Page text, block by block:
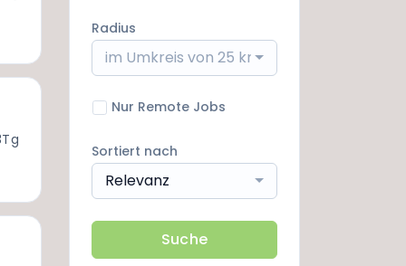
Radius
im Umkreis von 25 km
Nur Remote Jobs
Sortiert nach
Relevanz
Suche